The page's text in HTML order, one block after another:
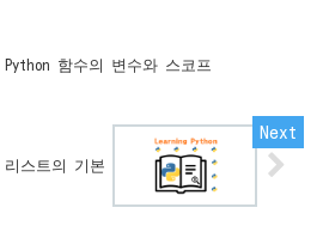
Python 함수의 변수와 스코프
리스트의 기본